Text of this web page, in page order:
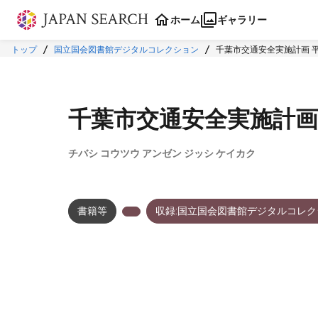
本文に飛ぶ
ホーム ギャラリー
トップ 国立国会図書館デジタルコレクション 千葉市交通安全実施計画
千葉市交通安全実施計
チバシ コウツウ アンゼン ジッシ ケイカク
書籍等 収録:国立国会図書館デジタルコレ